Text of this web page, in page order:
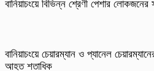
বানিয়াচংয়ে বিভিন্ন শ্রেণী পেশার
বানিয়াচংয়ে চেয়ারম্যান ও প্যানেল
আহত শতাধিক